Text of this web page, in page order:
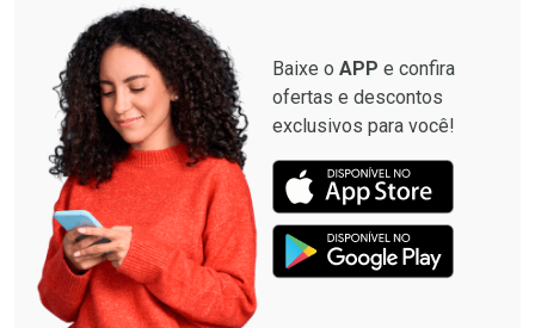
Baixe o APP e confira
ofertas e descontos
exclusivos para você!